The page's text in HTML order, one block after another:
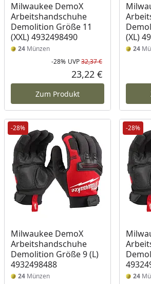
Milwaukee DemoX
Arbeitshandschuhe
Demolition Größe 11
(XXL) 4932498490
24 Münzen
Rabatt in
-28% UVP32,37 €
Aktueller
23,22 €
Zum Produkt
(XL)
24
-28%
Milwaukee DemoX
Arbeitshandschuhe
Demolition Größe 9 (L)
4932498488
24 Münzen
-28%
24